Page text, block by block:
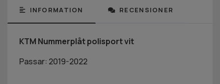
INFORMATION RECENSIONER
KTM Nummerplåt polisport vit
Passar: 2019-2022